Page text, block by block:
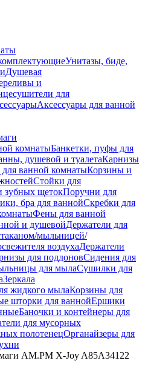
Унитазы, биде,
Душевая
и
для
Аксессуары для ванной
комнатыБанкетки, пуфы для
душевой и туалетаКарнизы
ванной комнатыКорзины и
Стойки для
зубных щетокПоручни для
бра для ваннойСкребки для
Фены для ванной
и душевойДержатели для
мыльницей/
воздухаДержатели
для поддоновСидения для
для мылаСушилки для
Зеркала
жидкого мылаКорзины для
шторки для ваннойЕршики
Баночки и контейнеры для
для мусорных
полотенецОрганайзеры для
AM.PM X-Joy A85A34122